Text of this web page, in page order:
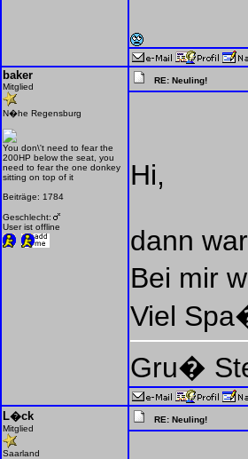
baker
Mitglied
N�he Regensburg
You don\'t need to fear the
200HP below the seat, you
need to fear the one donkey
sitting on top of it
Beiträge: 1784
Geschlecht:
User ist offline
RE: Neuling!
Hi,
dann
Bei mir
Viel
Gru�
L�ck
Mitglied
Saarland
RE: Neuling!